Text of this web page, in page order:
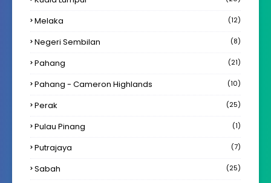
Melaka (12)
Negeri Sembilan (8)
Pahang (21)
Pahang - Cameron Highlands (10)
Perak (25)
Pulau Pinang (1)
Putrajaya (7)
Sabah (25)